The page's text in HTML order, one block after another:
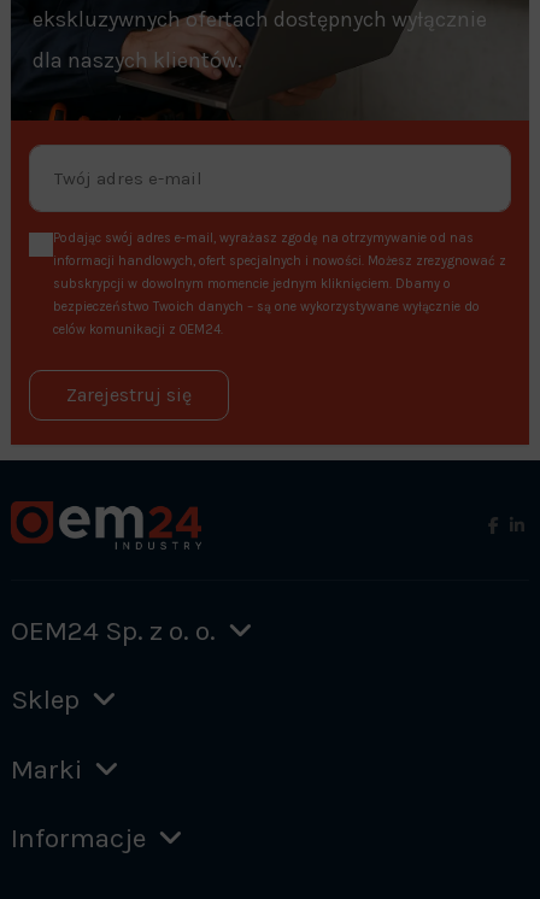
ekskluzywnych ofertach dostępnych wyłącznie
dla naszych klientów.
Podając swój adres e-mail, wyrażasz zgodę na otrzymywanie od nas
informacji handlowych, ofert specjalnych i nowości. Możesz zrezygnować z
subskrypcji w dowolnym momencie jednym kliknięciem. Dbamy o
bezpieczeństwo Twoich danych – są one wykorzystywane wyłącznie do
celów komunikacji z OEM24.
Zarejestruj się
OEM24 Sp. z o. o.
Sklep
Marki
Informacje